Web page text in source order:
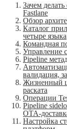
Зачем
Fastlane
Обзор
Каталог
четыре языка
Командная
Управление
Pipeline
валидация,
Жизненный
раската
Операции
Pipeline
OTA-
Настройка